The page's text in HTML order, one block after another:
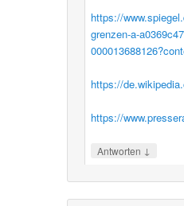
https://
grenzen-a-
https://
https://
Antworten ↓